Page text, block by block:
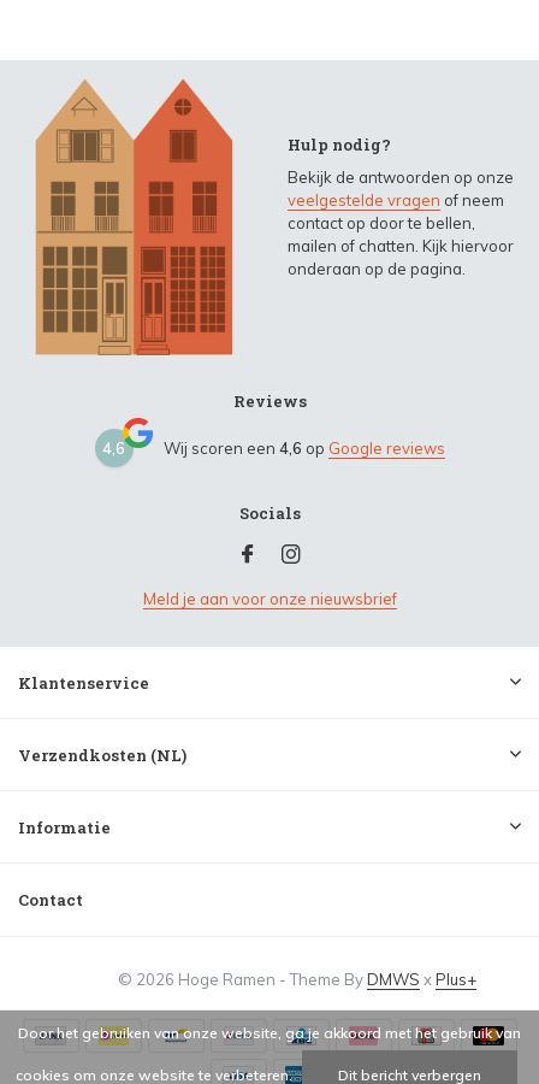
Hulp nodig?
Bekijk de antwoorden op onze
veelgestelde vragen of neem
contact op door te bellen,
mailen of chatten. Kijk hiervoor
onderaan op de pagina.
Reviews
4,6 Wij scoren een 4,6 op Google reviews
Socials
Meld je aan voor onze nieuwsbrief
Klantenservice
Verzendkosten (NL)
Informatie
Contact
© 2026 Hoge Ramen - Theme ByDMWS xPlus+
Door het gebruiken van onze website, ga je akkoord met het gebruik van
cookies om onze website te verbeteren. Dit bericht verbergen